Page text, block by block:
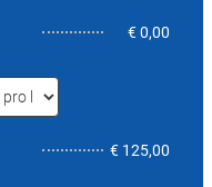
€ 0,00
€ 125,00